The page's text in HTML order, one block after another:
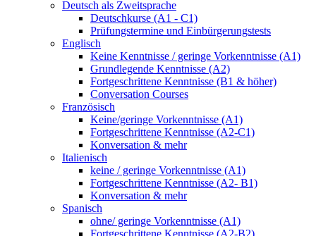
Deutsch als Zweitsprache
Deutschkurse (A1 - C1)
Prüfungstermine und Einbürgerungstests
Englisch
Keine Kenntnisse / geringe Vorkenntnisse (A1)
Grundlegende Kenntnisse (A2)
Fortgeschrittene Kenntnisse (B1 & höher)
Conversation Courses
Französisch
Keine/geringe Vorkenntnisse (A1)
Fortgeschrittene Kenntnisse (A2-C1)
Konversation & mehr
Italienisch
keine / geringe Vorkenntnisse (A1)
Fortgeschrittene Kenntnisse (A2- B1)
Konversation & mehr
Spanisch
ohne/ geringe Vorkenntnisse (A1)
Fortgeschrittene Kenntnisse (A2-B2)